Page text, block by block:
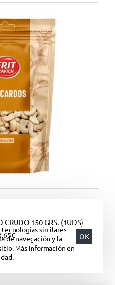
similares
de navegación y la
Más información en
.
OK
CRUDO 150 GRS. (1UDS)